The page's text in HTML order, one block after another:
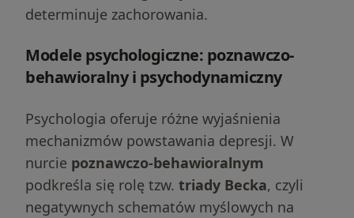
determinuje zachorowania.
Modele psychologiczne: poznawczo-
behawioralny i psychodynamiczny
Psychologia oferuje różne wyjaśnienia
mechanizmów powstawania depresji. W
nurcie poznawczo-behawioralnym
podkreśla się rolę tzw. triady Becka, czyli
negatywnych schematów myślowych na